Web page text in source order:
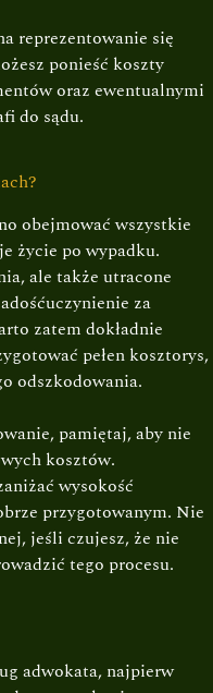
reprezentowanie się
ponieść koszty
oraz ewentualnymi
do sądu.
obejmować wszystkie
życie po wypadku.
ale także utracone
za
zatem dokładnie
pełen kosztorys,
odszkodowania.
pamiętaj, aby nie
kosztów.
wysokość
przygotowanym. Nie
jeśli czujesz, że nie
tego procesu.
adwokata, najpierw